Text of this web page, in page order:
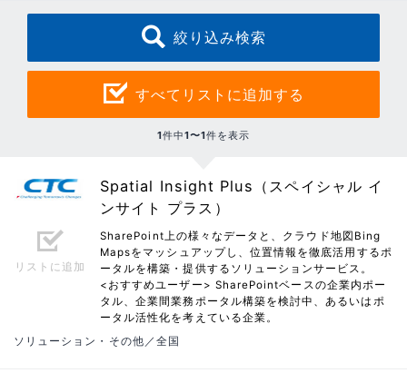
絞り込み検索
すべてリストに追加する
1件中1〜1件を表示
リストに追加
Spatial Insight Plus（スペイシャル イ
ンサイト プラス）
SharePoint上の様々なデータと、クラウド地図Bing
Mapsをマッシュアップし、位置情報を徹底活用するポ
ータルを構築・提供するソリューションサービス。
<おすすめユーザー> SharePointベースの企業内ポー
タル、企業間業務ポータル構築を検討中、あるいはポ
ータル活性化を考えている企業。
ソリューション・その他／全国